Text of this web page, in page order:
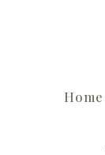
Home